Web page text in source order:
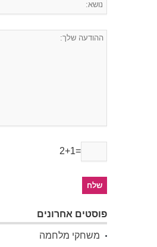
2+1=
פוסטים אחרונים
משחקי מלחמה